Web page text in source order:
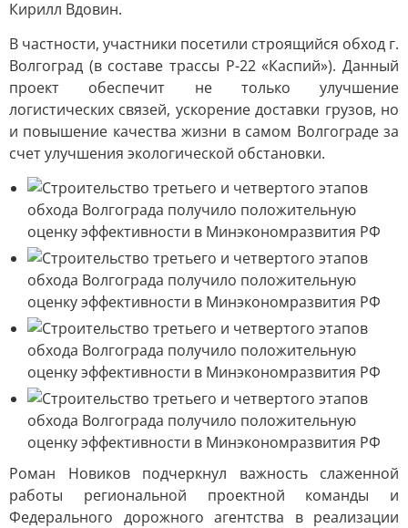
Кирилл Вдовин.
В частности, участники посетили строящийся обход г.
Волгоград (в составе трассы Р-22 «Каспий»). Данный
проект обеспечит не только улучшение
логистических связей, ускорение доставки грузов, но
и повышение качества жизни в самом Волгограде за
счет улучшения экологической обстановки.
Роман Новиков подчеркнул важность слаженной
работы региональной проектной команды и
Федерального дорожного агентства в реализации